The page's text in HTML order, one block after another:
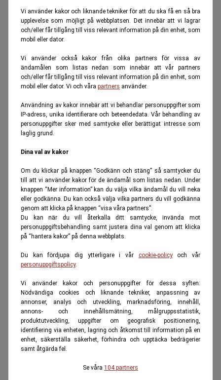
Vi använder kakor och liknande tekniker för att du ska få en så bra
upplevelse som möjligt på webbplatsen. Det innebär att vi lagrar
och/eller får tillgång till viss relevant information på din enhet, som
mobil eller dator.
Vi använder också kakor från olika partners för vissa av
ändamålen som listas nedan som innebär att vår partners
och/eller får tillgång till viss relevant information på din enhet, som
mobil eller dator. Vi och våra partners använder.
Användning av kakor innebär att vi behandlar personuppgifter som
IP-adress, unika identifierare och beteendedata. Vår behandling av
personuppgifter sker med samtycke eller berättigat intresse som
laglig grund.
Dina val av kakor
Om du klickar på knappen “Godkänn och stäng” så samtycker du
till att vi använder kakor för de ändamål som listas nedan. Under
knappen “Mer information” kan du välja vilka ändamål du vill neka
eller godkänna. Du kan också välja vilka partners du vill godkänna
genom att klicka på knappen “visa våra partners”.
Du kan när du vill återkalla ditt samtycke, invända mot
personuppgiftsbehandling samt justera dina val genom att klicka
på “hantera kakor” på denna webbplats.
Du kan fördjupa dig ytterligare i vår cookie-policyoch vår
personuppgiftspolicy.
Vi använder kakor och personuppgifter för dessa syften:
Nödvändiga cookies och liknande tekniker, anpassning av
annonser, analys och utveckling, marknadsföring, innehåll,
annons- och innehållsmätning, målgruppsstatistik,
produktutveckling, uppgifter om geografisk positionering,
identifiering via enheten, lagring och åtkomst till information på en
enhet, säkerställa säkerhet, förhindra och upptäcka bedrägerier
samt åtgärda fel.
Se våra 104 partners